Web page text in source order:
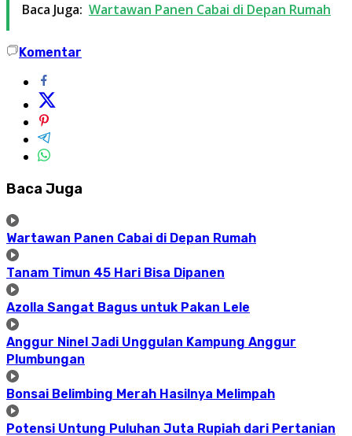
Baca Juga: Wartawan Panen Cabai di Depan Rumah
Komentar
Baca Juga
Wartawan Panen Cabai di Depan Rumah
Tanam Timun 45 Hari Bisa Dipanen
Azolla Sangat Bagus untuk Pakan Lele
Anggur Ninel Jadi Unggulan Kampung Anggur
Plumbungan
Bonsai Belimbing Merah Hasilnya Melimpah
Potensi Untung Puluhan Juta Rupiah dari Pertanian